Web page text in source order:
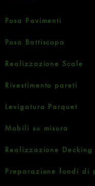
Posa Pavimenti
Posa Battiscopa
Realizzazione Scale
Rivestimento pareti
Levigatura Parquet
Mobili su misura
Realizzazione Decking
Preparazione fondi di